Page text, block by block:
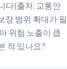
다(출처: 교통안
장 범위 확대가 필
위험 노출이 큽
적 있나요?